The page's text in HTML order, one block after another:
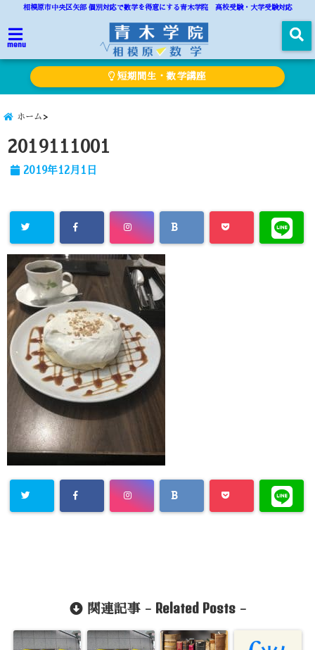
相模原市中央区矢部 個別対応で数学を得意にする青木学院 高校受験・大学受験対応
menu
短期間生・数学講座
ホーム
2019111001
2019年12月1日
関連記事 - Related Posts-